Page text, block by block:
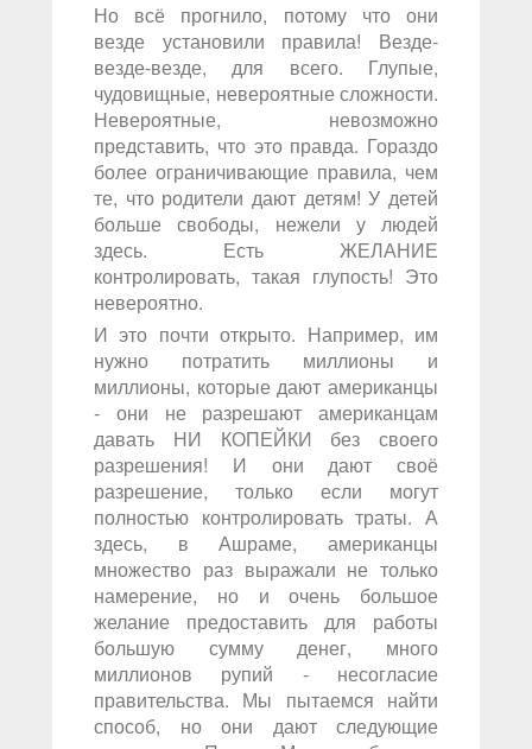
Но всё прогнило, потому что они
везде установили правила! Везде-
везде-везде, для всего. Глупые,
чудовищные, невероятные сложности.
Невероятные, невозможно
представить, что это правда. Гораздо
более ограничивающие правила, чем
те, что родители дают детям! У детей
больше свободы, нежели у людей
здесь. Есть ЖЕЛАНИЕ
контролировать, такая глупость! Это
невероятно.
И это почти открыто. Например, им
нужно потратить миллионы и
миллионы, которые дают американцы
- они не разрешают американцам
давать НИ КОПЕЙКИ без своего
разрешения! И они дают своё
разрешение, только если могут
полностью контролировать траты. А
здесь, в Ашраме, американцы
множество раз выражали не только
намерение, но и очень большое
желание предоставить для работы
большую сумму денег, много
миллионов рупий - несогласие
правительства. Мы пытаемся найти
способ, но они дают следующие